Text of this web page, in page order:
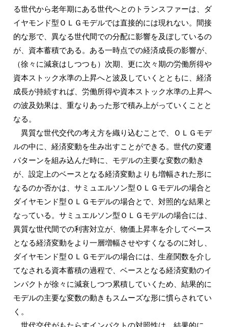
る世代から老年期にある世代へとのトランスファーは、ダ
イヤモンド型ＯＬＧモデルでは直接的には現れない。間接
的な形で、異なる世代間での分配に影響を及ぼしているの
が、資本蓄積である。ある一時点での経済成長の影響が、
（徐々に減衰はしつつも）次期、更に次々期の労働所得や
資本ストック水準の上昇へと波及していくとともに、経済
成長が持続すれば、労働所得や資本ストック水準の上昇へ
の波及効果は、重なりあった形で積み上がっていくことと
なる。
異質な世代交代の考え方を織り込むことで、ＯＬＧモデ
ルの中に、経済変動を生み出すことができる。世代の変遷
パターンを組み込んだ時に、モデルの主要な変数の動き
が、設定上のベースとなる経済変動よりも増幅された形に
なるのか否かは、サミュエルソン型ＯＬＧモデルの場合と
ダイヤモンド型ＯＬＧモデルの場合とで、対照的な結果と
なっている。サミュエルソン型ＯＬＧモデルの場合には、
異質な世代間での利害対立が、物価上昇率を介してベース
となる経済変動をより一層増幅させやすくなるのに対し、
ダイヤモンド型ＯＬＧモデルの場合には、生産関数を介し
てなされる資本蓄積の過程で、ベースとなる経済変動のイ
ンパクトが徐々に減衰しつつ累積していくため、結果的に
モデルの主要な変数の動きもスムーズな形に慣らされてい
く。
世代交代がもたらすインパクトの対照性は、結果的に、